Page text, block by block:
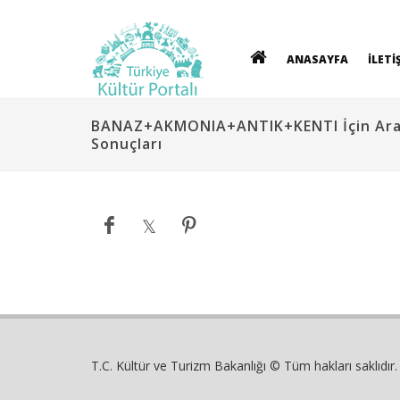
ANASAYFA
BANAZ+AKMONIA+ANTIK+KENTI İçin
Sonuçları
T.C. Kültür ve Turizm Bakanlığı © Tüm hakları saklıdır.